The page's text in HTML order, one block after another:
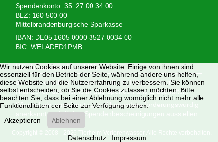
Spendenkonto: 35 27 00 34 00
BLZ: 160 500 00
Mittelbrandenburgische Sparkasse
IBAN: DE05 1605 0000 3527 0034 00
BIC: WELADED1PMB
Wir brauchen Ihre Hilfe,
denn wir erhalten keinerlei staatliche Hilfe, sondern
finanzieren das Tierheim aus Spenden und Erbschaften.
Wir sind als gemeinnützig und besonders förderungswürdig
anerkannt und dürfen Spendenbescheinigungen ausstellen.
Copyright © 2008 - 2026 Tierheim Verlorenwasser. Alle Rechte vorbehalten.
Wir nutzen Cookies auf unserer Website. Einige von ihnen sind
essenziell für den Betrieb der Seite, während andere uns helfen,
diese Website und die Nutzererfahrung zu verbessern. Sie können
selbst entscheiden, ob Sie die Cookies zulassen möchten. Bitte
beachten Sie, dass bei einer Ablehnung womöglich nicht mehr alle
Funktionalitäten der Seite zur Verfügung stehen.
Akzeptieren
Ablehnen
Datenschutz| Impressum